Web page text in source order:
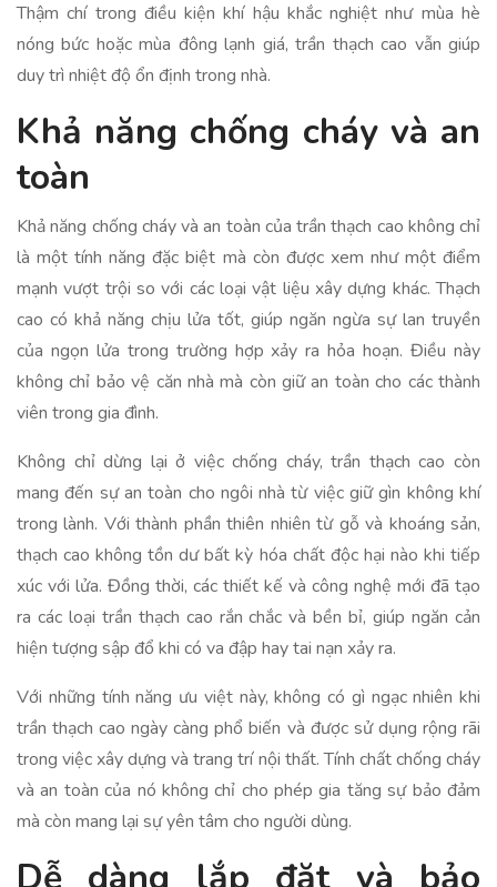
Thậm chí trong điều kiện khí hậu khắc nghiệt như mùa hè
nóng bức hoặc mùa đông lạnh giá, trần thạch cao vẫn giúp
duy trì nhiệt độ ổn định trong nhà.
Khả năng chống cháy và an
toàn
Khả năng chống cháy và an toàn của trần thạch cao không chỉ
là một tính năng đặc biệt mà còn được xem như một điểm
mạnh vượt trội so với các loại vật liệu xây dựng khác. Thạch
cao có khả năng chịu lửa tốt, giúp ngăn ngừa sự lan truyền
của ngọn lửa trong trường hợp xảy ra hỏa hoạn. Điều này
không chỉ bảo vệ căn nhà mà còn giữ an toàn cho các thành
viên trong gia đình.
Không chỉ dừng lại ở việc chống cháy, trần thạch cao còn
mang đến sự an toàn cho ngôi nhà từ việc giữ gìn không khí
trong lành. Với thành phần thiên nhiên từ gỗ và khoáng sản,
thạch cao không tồn dư bất kỳ hóa chất độc hại nào khi tiếp
xúc với lửa. Đồng thời, các thiết kế và công nghệ mới đã tạo
ra các loại trần thạch cao rắn chắc và bền bỉ, giúp ngăn cản
hiện tượng sập đổ khi có va đập hay tai nạn xảy ra.
Với những tính năng ưu việt này, không có gì ngạc nhiên khi
trần thạch cao ngày càng phổ biến và được sử dụng rộng rãi
trong việc xây dựng và trang trí nội thất. Tính chất chống cháy
và an toàn của nó không chỉ cho phép gia tăng sự bảo đảm
mà còn mang lại sự yên tâm cho người dùng.